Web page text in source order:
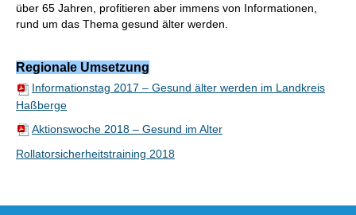
über 65 Jahren, profitieren aber immens von Informationen,
rund um das Thema gesund älter werden.
Regionale Umsetzung
Informationstag 2017 – Gesund älter werden im Landkreis
Haßberge
Aktionswoche 2018 – Gesund im Alter
Rollatorsicherheitstraining 2018